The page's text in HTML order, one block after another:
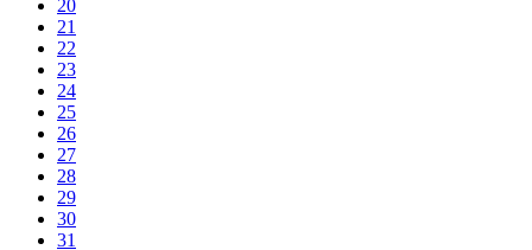
20
21
22
23
24
25
26
27
28
29
30
31